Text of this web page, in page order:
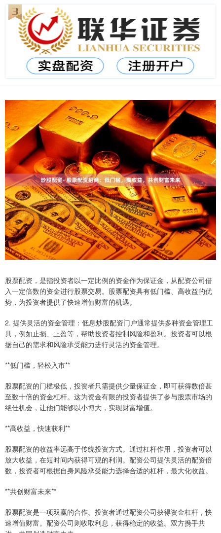
股票配资，是指投资者以一定比例的资金作为保证金，从配资公司借
入一定倍数的资金进行股票交易。股票配资具有低门槛、高收益的优
势，为投资者提供了快速增值财富的机遇。
2. 提供灵活的资金管理：低息炒股配资门户通常提供多种资金管理工
具，例如止损、止盈等，帮助投资者控制风险和盈利。投资者可以根
据自己的需求和风险承受能力进行灵活的资金管理。
**低门槛，轻松入市**
股票配资的门槛极低，投资者只需提供少量保证金，即可获得数倍甚
至数十倍的资金杠杆。这为资金有限的投资者提供了参与股票市场的
绝佳机会，让他们能够以小博大，实现财富增值。
**高收益，快速获利**
股票配资的收益率远高于传统投资方式。通过杠杆作用，投资者可以
放大收益，在短时间内获得可观的利润。配资公司提供灵活的配资倍
数，投资者可根据自身风险承受能力选择合适的杠杆，最大化收益。
**共创财富未来**
股票配资是一项双赢的合作。投资者通过配资公司获得资金杠杆，快
速增值财富。配资公司则收取利息，获得稳定的收益。双方携手共